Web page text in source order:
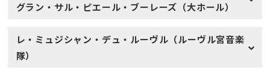
グラン・サル・ピエール・ブーレーズ（大ホール）
レ・ミュジシャン・デュ・ルーヴル（ルーヴル宮音楽
隊）